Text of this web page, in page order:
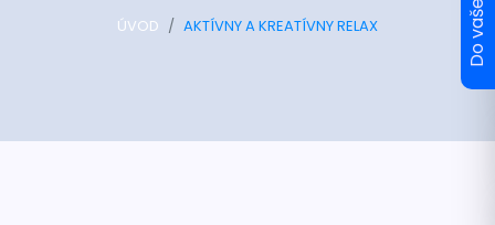
ÚVOD AKTÍVNY A KREATÍVNY RELAX